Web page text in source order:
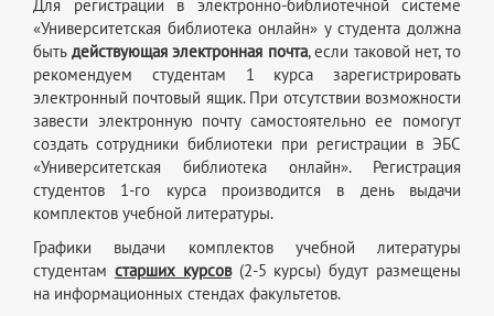
Для регистрации в электронно-библиотечной системе
«Университетская библиотека онлайн» у студента должна
быть действующая электронная почта, если таковой нет, то
рекомендуем студентам 1 курса зарегистрировать
электронный почтовый ящик. При отсутствии возможности
завести электронную почту самостоятельно ее помогут
создать сотрудники библиотеки при регистрации в ЭБС
«Университетская библиотека онлайн». Регистрация
студентов 1-го курса производится в день выдачи
комплектов учебной литературы.
Графики выдачи комплектов учебной литературы
студентам старших курсов (2-5 курсы) будут размещены
на информационных стендах факультетов.